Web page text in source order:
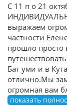
C 11 п о 21
выражаем
частности
прошло
Бат уми и в
отлично.Мы
огромная вам
показать